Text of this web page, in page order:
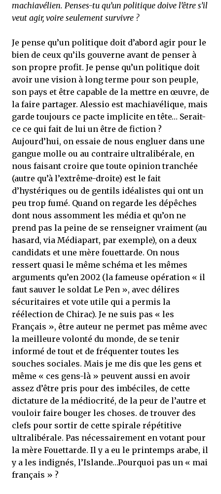
machiavélien. Penses-tu qu’un politique doive l’être s’il
veut agir, voire seulement survivre ?
Je pense qu’un politique doit d’abord agir pour le
bien de ceux qu’ils gouverne avant de penser à
son propre profit. Je pense qu’un politique doit
avoir une vision à long terme pour son peuple,
son pays et être capable de la mettre en œuvre, de
la faire partager. Alessio est machiavélique, mais
garde toujours ce pacte implicite en tête… Serait-
ce ce qui fait de lui un être de fiction ?
Aujourd’hui, on essaie de nous engluer dans une
gangue molle ou au contraire ultralibérale, en
nous faisant croire que toute opinion tranchée
(autre qu’à l’extrême-droite) est le fait
d’hystériques ou de gentils idéalistes qui ont un
peu trop fumé. Quand on regarde les dépêches
dont nous assomment les média et qu’on ne
prend pas la peine de se renseigner vraiment (au
hasard, via Médiapart, par exemple), on a deux
candidats et une mère fouettarde. On nous
ressert quasi le même schéma et les mêmes
arguments qu’en 2002 (la fameuse opération « il
faut sauver le soldat Le Pen », avec délires
sécuritaires et vote utile qui a permis la
réélection de Chirac). Je ne suis pas « les
Français », être auteur ne permet pas même avec
la meilleure volonté du monde, de se tenir
informé de tout et de fréquenter toutes les
souches sociales. Mais je me dis que les gens et
même « ces gens-là » peuvent aussi en avoir
assez d’être pris pour des imbéciles, de cette
dictature de la médiocrité, de la peur de l’autre et
vouloir faire bouger les choses. de trouver des
clefs pour sortir de cette spirale répétitive
ultralibérale. Pas nécessairement en votant pour
la mère Fouettarde. Il y a eu le printemps arabe, il
y a les indignés, l’Islande…Pourquoi pas un « mai
français » ?